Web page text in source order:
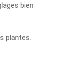
bien
plantes.